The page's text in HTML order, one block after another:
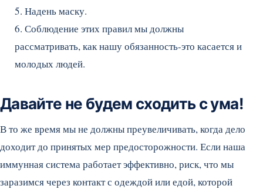
5. Надень маску.
6. Соблюдение этих правил мы должны
рассматривать, как нашу обязанность-это касается и
молодых людей.
Давайте не будем сходить с ума!
В то же время мы не должны преувеличивать, когда дело
доходит до принятых мер предосторожности. Если наша
иммунная система работает эффективно, риск, что мы
заразимся через контакт с одеждой или едой, которой